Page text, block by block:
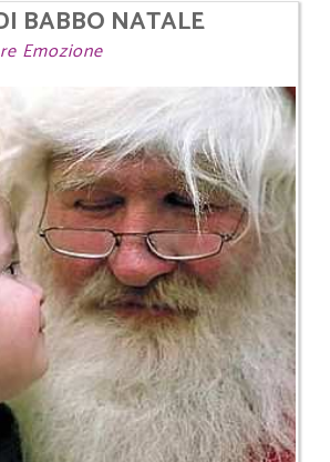
BABBO NATALE
Emozione